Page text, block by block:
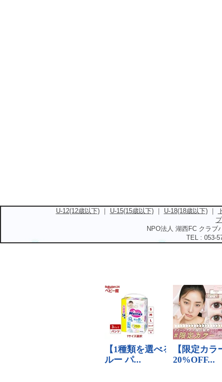
U-12(12歳以下)｜ U-15(15歳以下)｜ U-18(18歳以下)｜
NPO法人 湖西FC クラ
TEL : 053-